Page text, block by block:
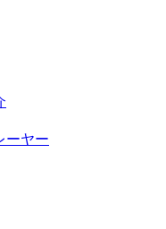
ーヤー